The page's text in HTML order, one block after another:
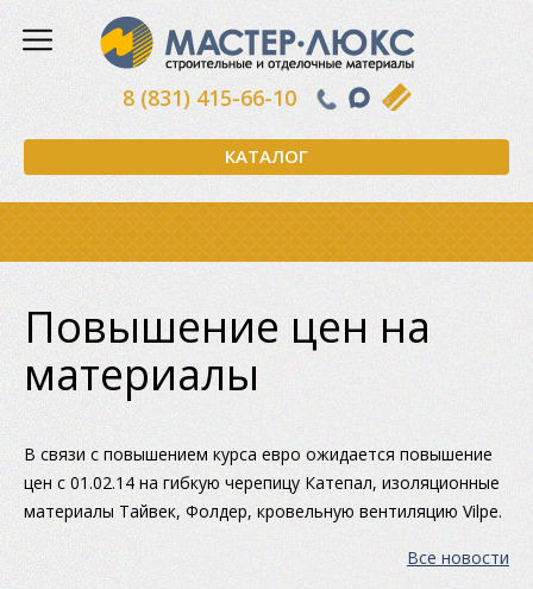
КАТАЛОГ
8 (831) 415-66-10
Повышение цен на
материалы
В связи с повышением курса евро ожидается повышение
цен с 01.02.14 на гибкую черепицу Катепал, изоляционные
материалы Тайвек, Фолдер, кровельную вентиляцию Vilpe.
Все новости